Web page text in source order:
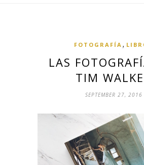
FOTOGRAFÍA ,
LAS
TIM
SEPTEMBER 27, 2016